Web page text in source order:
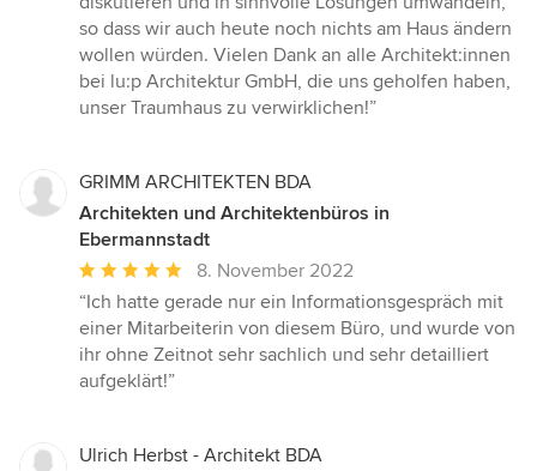
so dass wir auch heute noch nichts am Haus ändern
wollen würden. Vielen Dank an alle Architekt:innen
bei lu:p Architektur GmbH, die uns geholfen haben,
unser Traumhaus zu verwirklichen!”
GRIMM ARCHITEKTEN BDA
Architekten und Architektenbüros in
Ebermannstadt
Durchschnittliche
Bewertung:
5
von
5
8. November 2022
“Ich hatte gerade nur ein Informationsgespräch mit
einer Mitarbeiterin von diesem Büro, und wurde von
ihr ohne Zeitnot sehr sachlich und sehr detailliert
aufgeklärt!”
Ulrich Herbst - Architekt BDA